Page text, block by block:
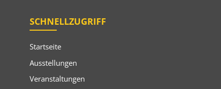
SCHNELLZUGRIFF
Startseite
Ausstellungen
Veranstaltungen